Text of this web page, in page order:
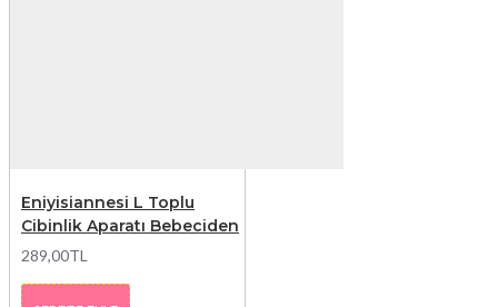
Eniyisiannesi L Toplu
Cibinlik Aparatı Bebeciden
289,00TL